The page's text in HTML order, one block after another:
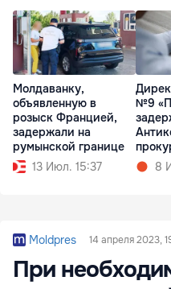
Молдаванку,
объявленную в
розыск Францией,
задержали на
румынской границе
13 Июл. 15:37
№9
8
Moldpres 14 апреля 2023,
При